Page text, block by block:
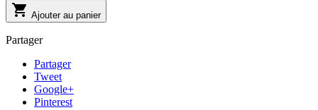
 Ajouter au panier
Partager
Partager
Tweet
Google+
Pinterest